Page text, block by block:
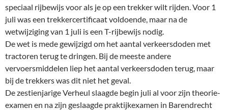
speciaal rijbewijs voor als je op een trekker wilt rijden. Voor 1
juli was een trekkercertificaat voldoende, maar na de
wetwijziging van 1 juli is een T-rijbewijs nodig.
De wet is mede gewijzigd om het aantal verkeersdoden met
tractoren terug te dringen. Bij de meeste andere
vervoersmiddelen liep het aantal verkeersdoden terug, maar
bij de trekkers was dit niet het geval.
De zestienjarige Verheul slaagde begin juli al voor zijn theorie-
examen en na zijn geslaagde praktijkexamen in Barendrecht